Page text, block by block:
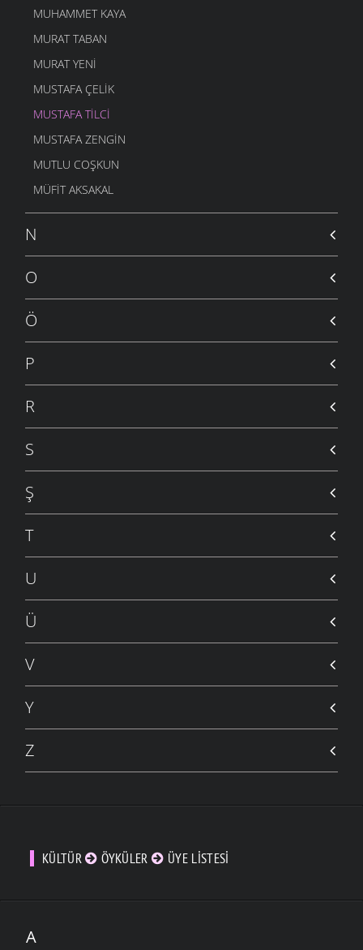
MUHAMMET KAYA
MURAT TABAN
MURAT YENI
MUSTAFA ÇELIK
MUSTAFA TILCI
MUSTAFA ZENGIN
MUTLU COŞKUN
MÜFIT AKSAKAL
N
O
Ö
P
R
S
Ş
T
U
Ü
V
Y
Z
KÜLTÜR ÖYKÜLER ÜYE LISTESI
A